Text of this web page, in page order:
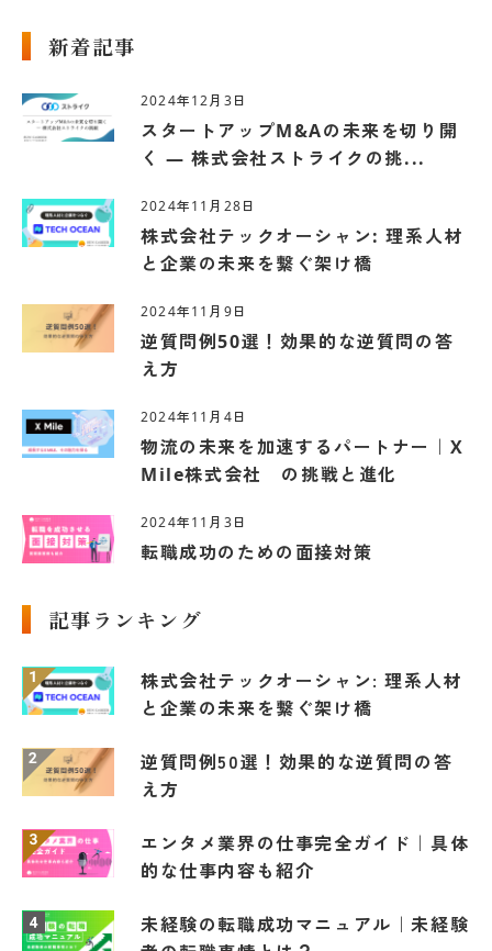
新着記事
2024年12月3日
スタートアップM&Aの未来を切り開
く ― 株式会社ストライクの挑...
2024年11月28日
株式会社テックオーシャン: 理系人材
と企業の未来を繋ぐ架け橋
2024年11月9日
逆質問例50選！効果的な逆質問の答
え方
2024年11月4日
物流の未来を加速するパートナー｜X
Mile株式会社 の挑戦と進化
2024年11月3日
転職成功のための面接対策
記事ランキング
株式会社テックオーシャン: 理系人材
と企業の未来を繋ぐ架け橋
逆質問例50選！効果的な逆質問の答
え方
エンタメ業界の仕事完全ガイド｜具体
的な仕事内容も紹介
未経験の転職成功マニュアル｜未経験